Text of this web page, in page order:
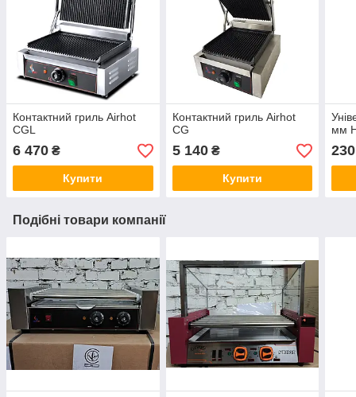
Контактний гриль Airhot
CGL
6 470 ₴
Купити
Контактний гриль Airhot
CG
5 140₴
Купити
мм
230
Подібні товари компанії